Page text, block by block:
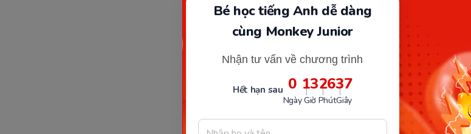
Bé học tiếng Anh dễ dàng
cùng Monkey Junior
Nhận tư vấn về chương trình
Hết hạn sau 0
Ngày
13
Giờ
26
Phút
35
Giây
Trung tâm ngoại ngữ Quốc Tế Ocean Edu Bắc
Thông tin liên hệ: